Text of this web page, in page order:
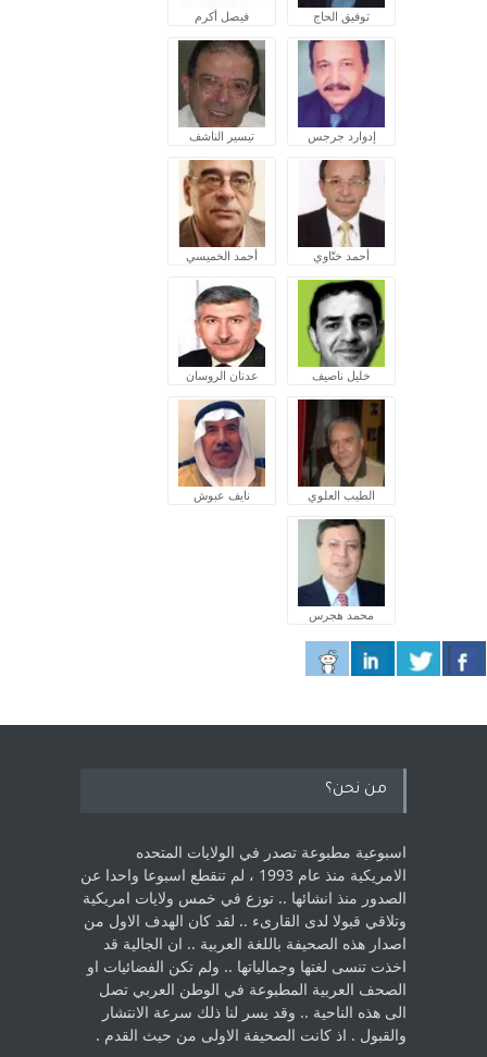
توفيق الحاج فيصل أكرم
إدوارد جرجس تيسير الناشف
أحمد ختّاوي أحمد الخميسي
خليل ناصيف عدنان الروسان
الطيب العلوي نايف عبوش
محمد هجرس
من نحن؟
اسبوعية مطبوعة تصدر في الولايات المتحده
الامريكية منذ عام 1993 ، لم ‏تنقطع اسبوعا واحدا عن
الصدور منذ انشائها .. توزع في خمس ولايات امريكية
‏وتلاقي قبولا لدى القارىء ..‏ لقد كان الهدف الاول من
اصدار هذه الصحيفة باللغة العربية .. ان الجالية قد
اخذت ‏تنسى لغتها وجمالياتها .. ولم تكن الفضائيات او
الصحف العربية المطبوعة في الوطن ‏العربي تصل
الى هذه الناحية .. وقد يسر لنا ذلك سرعة الانتشار
والقبول . اذ كانت ‏الصحيفة الاولى من حيث القدم . ‏